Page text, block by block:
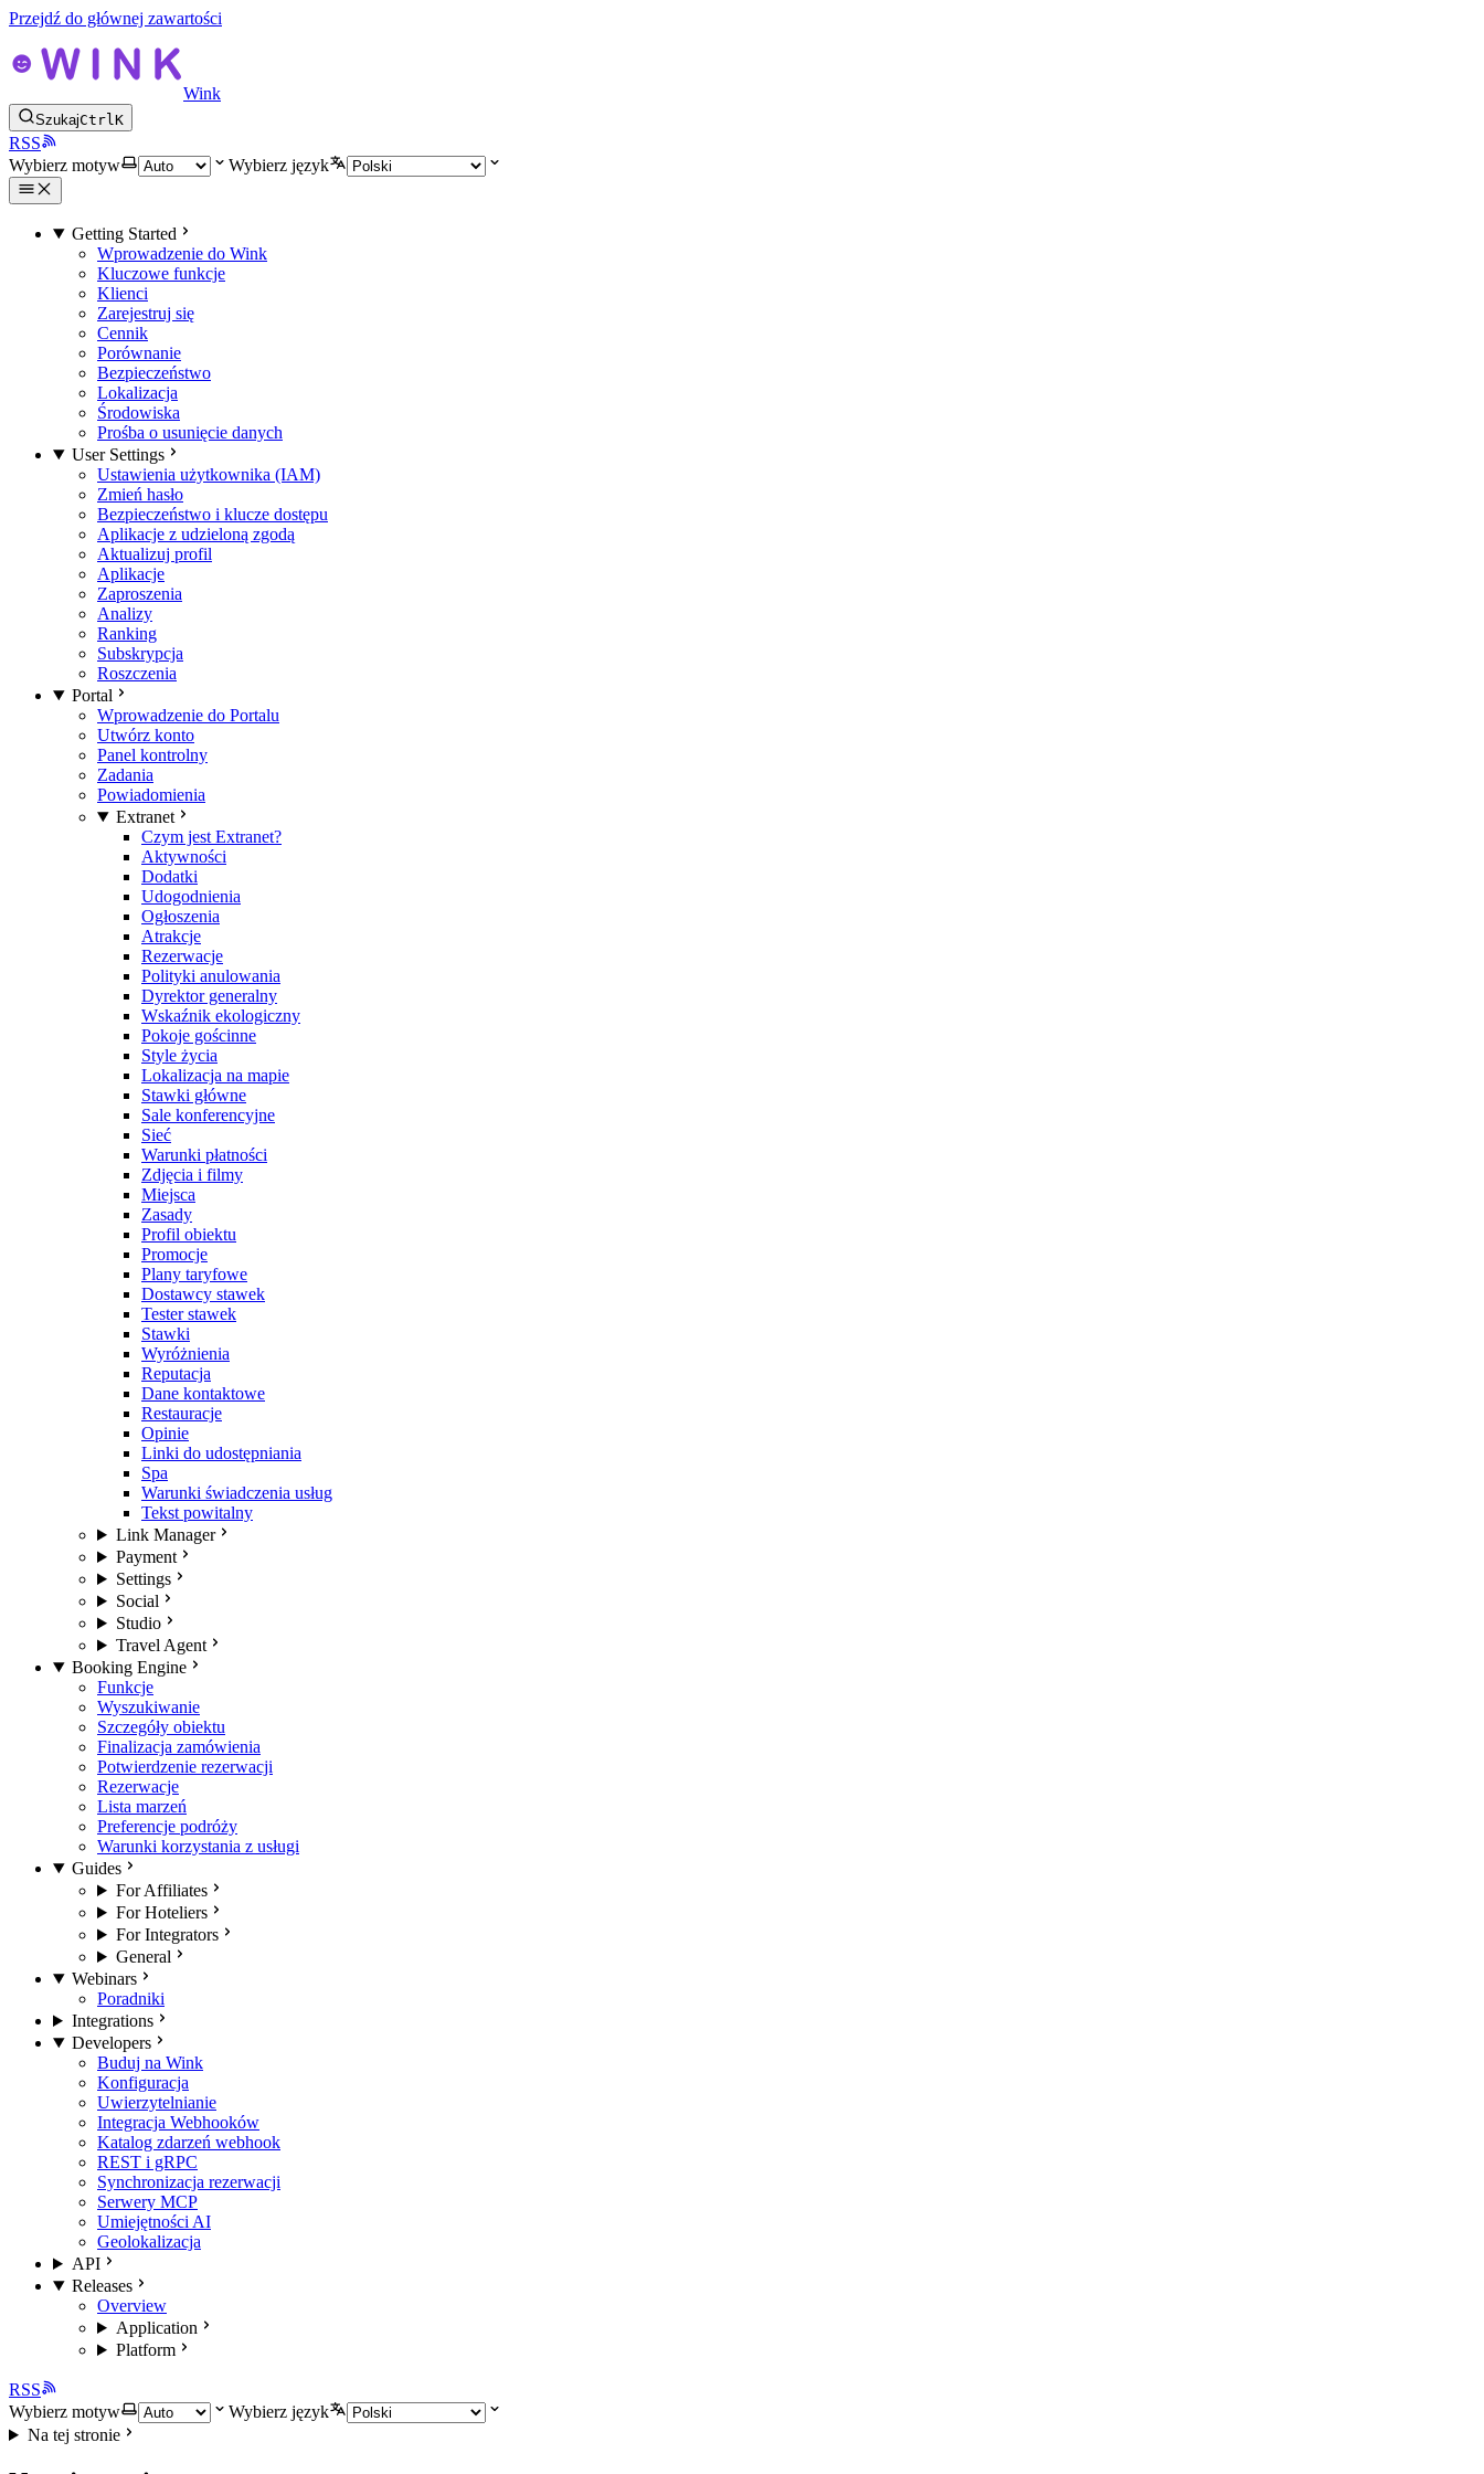
Przejdź do głównej zawartości
Wink
SzukajCtrlK
RSS
Wybierz motyw
Wybierz język
Getting Started
Wprowadzenie do Wink
Kluczowe funkcje
Klienci
Zarejestruj się
Cennik
Porównanie
Bezpieczeństwo
Lokalizacja
Środowiska
Prośba o usunięcie danych
User Settings
Ustawienia użytkownika (IAM)
Zmień hasło
Bezpieczeństwo i klucze dostępu
Aplikacje z udzieloną zgodą
Aktualizuj profil
Aplikacje
Zaproszenia
Analizy
Ranking
Subskrypcja
Roszczenia
Portal
Wprowadzenie do Portalu
Utwórz konto
Panel kontrolny
Zadania
Powiadomienia
Extranet
Czym jest Extranet?
Aktywności
Dodatki
Udogodnienia
Ogłoszenia
Atrakcje
Rezerwacje
Polityki anulowania
Dyrektor generalny
Wskaźnik ekologiczny
Pokoje gościnne
Style życia
Lokalizacja na mapie
Stawki główne
Sale konferencyjne
Sieć
Warunki płatności
Zdjęcia i filmy
Miejsca
Zasady
Profil obiektu
Promocje
Plany taryfowe
Dostawcy stawek
Tester stawek
Stawki
Wyróżnienia
Reputacja
Dane kontaktowe
Restauracje
Opinie
Linki do udostępniania
Spa
Warunki świadczenia usług
Tekst powitalny
Link Manager
Payment
Settings
Social
Studio
Travel Agent
Booking Engine
Funkcje
Wyszukiwanie
Szczegóły obiektu
Finalizacja zamówienia
Potwierdzenie rezerwacji
Rezerwacje
Lista marzeń
Preferencje podróży
Warunki korzystania z usługi
Guides
For Affiliates
For Hoteliers
For Integrators
General
Webinars
Poradniki
Integrations
Developers
Buduj na Wink
Konfiguracja
Uwierzytelnianie
Integracja Webhooków
Katalog zdarzeń webhook
REST i gRPC
Synchronizacja rezerwacji
Serwery MCP
Umiejętności AI
Geolokalizacja
API
Releases
Overview
Application
Platform
RSS
Wybierz motyw
Wybierz język
Na tej stronie